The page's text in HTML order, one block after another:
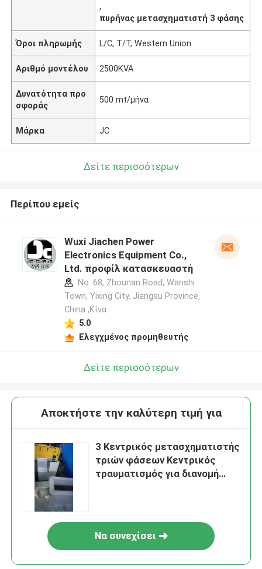
,
πυρήνας μετασχηματιστή 3 φάσης
Όροι πληρωμής L/C, T/T, Western Union
Αριθμό μοντέλου 2500KVA
Δυνατότητα προ
σφοράς
500 mt/μήνα
Μάρκα JC
Δείτε περισσότερων
Περίπου εμείς
Wuxi Jiachen Power
Electronics Equipment Co.,
Ltd. προφίλ κατασκευαστή
No. 68, Zhounan Road, Wanshi
Town, Yixing City, Jiangsu Province,
China ,Κίνα
5.0
Ελεγχμένος προμηθευτής
Δείτε περισσότερων
Αποκτήστε την καλύτερη τιμή για
3 Κεντρικός μετασχηματιστής
τριών φάσεων Κεντρικός
τραυματισμός για διανομή
Να συνεχίσει